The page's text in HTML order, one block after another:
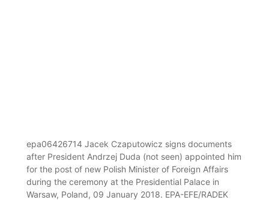
epa06426714 Jacek Czaputowicz signs documents
after President Andrzej Duda (not seen) appointed him
for the post of new Polish Minister of Foreign Affairs
during the ceremony at the Presidential Palace in
Warsaw, Poland, 09 January 2018. EPA-EFE/RADEK